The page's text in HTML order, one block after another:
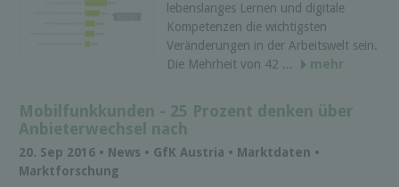
lebenslanges Lernen und digitale
Kompetenzen die wichtigsten
Veränderungen in der Arbeitswelt sein.
Die Mehrheit von 42 ...
mehr
Mobilfunkkunden - 25 Prozent denken über
Anbieterwechsel nach
20. Sep 2016 • News • GfK Austria • Marktdaten •
Marktforschung